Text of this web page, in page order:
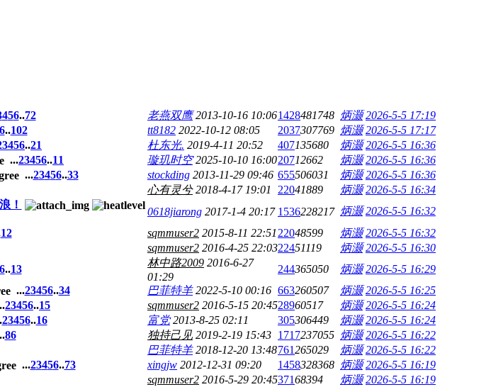
456..72 老燕双鹰 2013-10-16 10:061428481748 炳灏 2026-5-5 17:19
..102 tt8182 2022-10-12 08:05 2037307769 炳灏 2026-5-5 17:17
3456..21 杜东光. 2019-4-11 20:52 407135680 炳灏 2026-5-5 16:36
...23456..11 璇玑时空 2025-10-10 16:0020712662 炳灏 2026-5-5 16:36
...23456..33 stockding 2013-11-29 09:46 655506031 炳灏 2026-5-5 16:36
心有灵兮 2018-4-17 19:01 22041889 炳灏 2026-5-5 16:34
！
0618jiarong 2017-1-4 20:17 1536228217 炳灏 2026-5-5 16:32
12 sqmmuser2 2015-8-11 22:51 22048599 炳灏 2026-5-5 16:32
sqmmuser2 2016-4-25 22:0322451119 炳灏 2026-5-5 16:30
..13
林中路2009 2016-6-27
01:29
244365050 炳灏 2026-5-5 16:29
...23456..34 巴菲特羊 2022-5-10 00:16 663260507 炳灏 2026-5-5 16:25
23456..15 sqmmuser2 2016-5-15 20:4528960517 炳灏 2026-5-5 16:24
23456..16 富党 2013-8-25 02:11 305306449 炳灏 2026-5-5 16:24
86 独持己见 2019-2-19 15:43 1717237055 炳灏 2026-5-5 16:22
巴菲特羊 2018-12-20 13:48761265029 炳灏 2026-5-5 16:22
...23456..73 xingjw 2012-12-31 09:20 1458328368 炳灏 2026-5-5 16:19
sqmmuser2 2016-5-29 20:4537168394 炳灏 2026-5-5 16:19